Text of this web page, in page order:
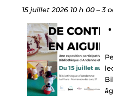
15 juillet 2026 10 h 00–3